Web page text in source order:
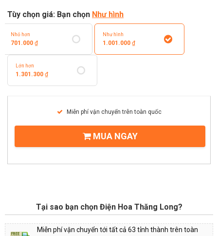
Tùy chọn giá: Bạn chọn Như hình
Nhỏ hơn
701.000 ₫
Như hình
1.001.000₫
Lớn hơn
1.301.300 ₫
Miễn phí vận chuyển trên toàn quốc
MUA NGAY
Tại sao bạn chọn Điện Hoa Thăng Long?
Miễn phí vận chuyển tới tất cả 63 tỉnh thành trên toàn